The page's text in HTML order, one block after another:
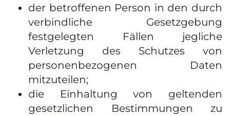
der betroffenen Person in den durch
verbindliche Gesetzgebung
festgelegten Fällen jegliche
Verletzung des Schutzes von
personenbezogenen Daten
mitzuteilen;
die Einhaltung von geltenden
gesetzlichen Bestimmungen zu